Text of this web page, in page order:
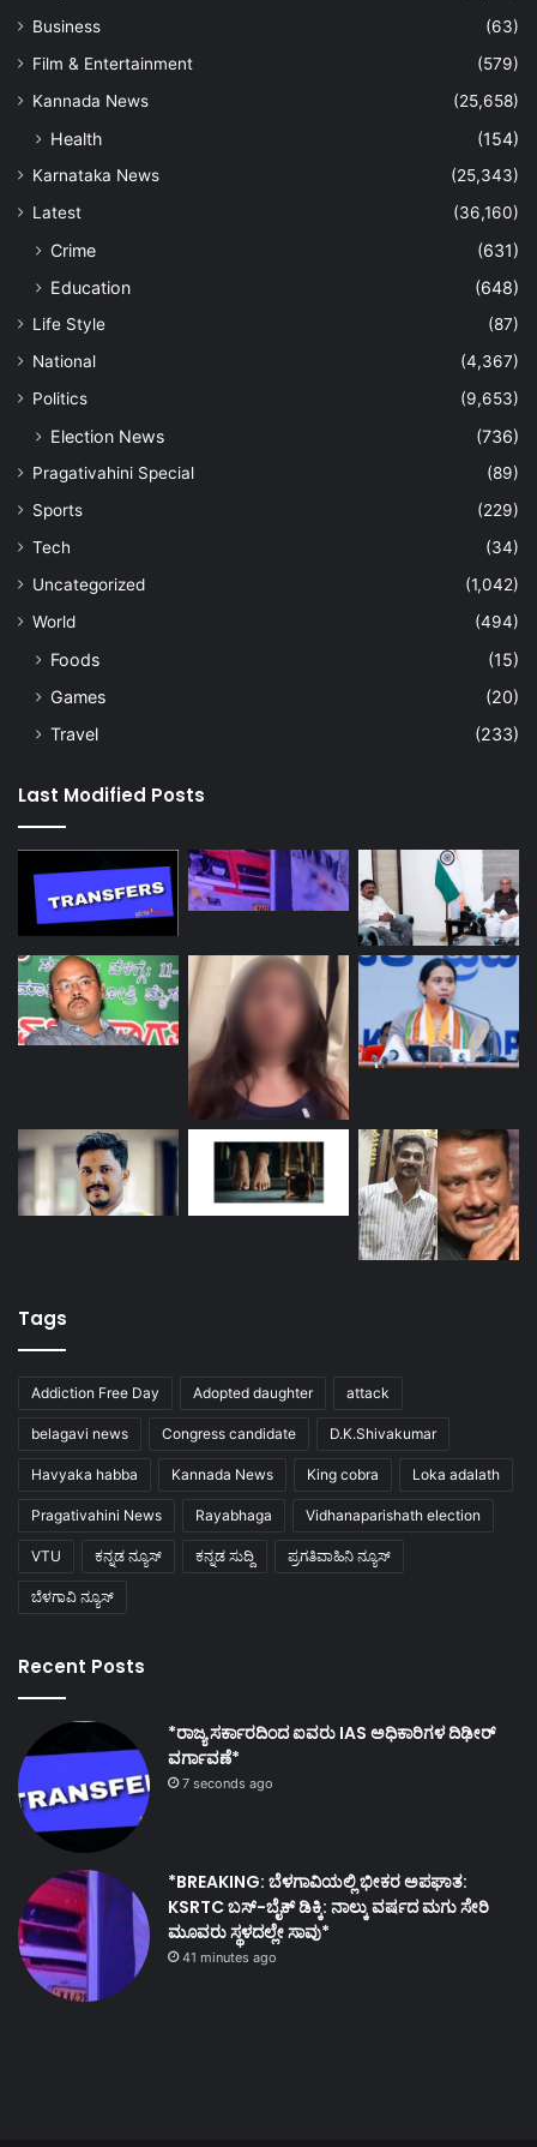
Business
(63)
Film & Entertainment
(579)
Kannada News
(25,658)
Health (154)
Karnataka News
(25,343)
Latest
(36,160)
Crime
(631)
Education
(648)
Life Style
(87)
National
(4,367)
Politics
(9,653)
Election News (736)
Pragativahini Special
(89)
Sports
(229)
Tech
(34)
Uncategorized
(1,042)
World
(494)
Foods
(15)
Games
(20)
Travel
(233)
Last Modified Posts
Tags
Addiction Free Day Adopted daughter attack
belagavi news Congress candidate D.K.Shivakumar
Havyaka habba Kannada News King cobra Loka adalath
Pragativahini News Rayabhaga Vidhanaparishath election
VTU ಕನ್ನಡ ನ್ಯೂಸ್ ಕನ್ನಡ ಸುದ್ದಿ ಪ್ರಗತಿವಾಹಿನಿ ನ್ಯೂಸ್
ಬೆಳಗಾವಿ ನ್ಯೂಸ್
Recent Posts
*ರಾಜ್ಯ ಸರ್ಕಾರದಿಂದ ಐವರು IAS ಅಧಿಕಾರಿಗಳ ದಿಢೀರ್
ವರ್ಗಾವಣೆ*
7 seconds ago
*BREAKING: ಬೆಳಗಾವಿಯಲ್ಲಿ ಭೀಕರ ಅಪಘಾತ:
KSRTC ಬಸ್-ಬೈಕ್ ಡಿಕ್ಕಿ: ನಾಲ್ಕು ವರ್ಷದ ಮಗು ಸೇರಿ
ಮೂವರು ಸ್ಥಳದಲ್ಲೇ ಸಾವು*
41 minutes ago